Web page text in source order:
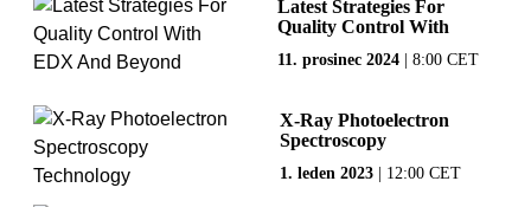
Latest Strategies For
Quality Control With
11. prosinec 2024 | 8:00 CET
X-Ray Photoelectron
Spectroscopy
1. leden 2023 12:00 CET